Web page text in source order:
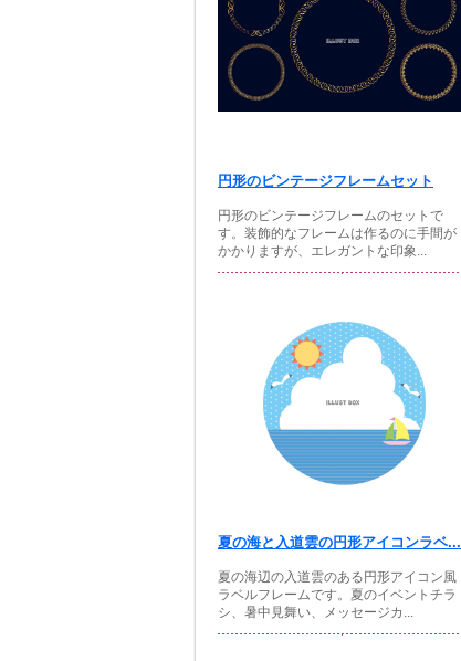
円形のビンテージフレームセット
円形のビンテージフレームのセットで
す。装飾的なフレームは作るのに手間が
かかりますが、エレガントな印象...
夏の海と入道雲の円形アイコンラベ...
夏の海辺の入道雲のある円形アイコン風
ラベルフレームです。夏のイベントチラ
シ、暑中見舞い、メッセージカ...